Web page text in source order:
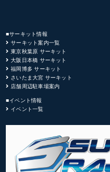
■サーキット情報
サーキット案内一覧
東京秋葉原 サーキット
大阪日本橋 サーキット
福岡博多 サーキット
さいたま大宮 サーキット
店舗周辺駐車場案内
■イベント情報
イベント一覧